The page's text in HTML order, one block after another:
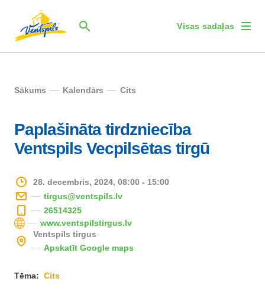
Visas sadaļas
Sākums Kalendārs Cits
Paplašināta tirdzniecība
Ventspils Vecpilsētas tirgū
28. decembris, 2024, 08:00 - 15:00
tirgus@ventspils.lv
26514325
www.ventspilstirgus.lv
Ventspils tirgus
Apskatīt Google maps
Tēma: Cits